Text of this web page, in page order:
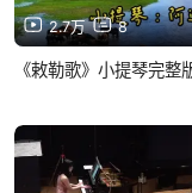
2.7万 8
《敕勒歌》小提琴完整